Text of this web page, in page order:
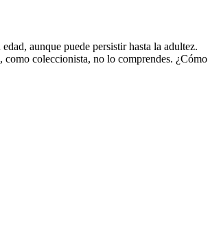
aunque puede persistir hasta la adultez.
como coleccionista, no lo comprendes. ¿Cómo